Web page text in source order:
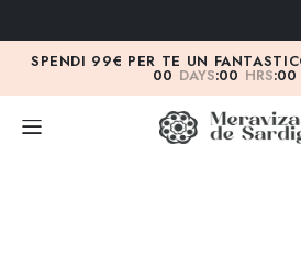
SPENDI 99€ PER TE UN
00 DAYS:00 HRS:00